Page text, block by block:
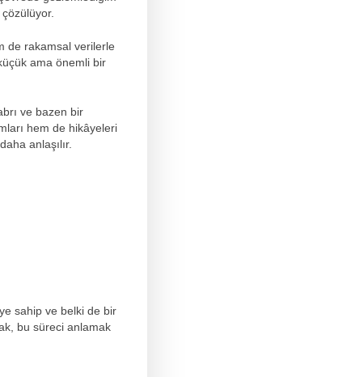
de rakamsal verilerle
ama önemli bir
ve bazen bir
hem de hikâyeleri
anlaşılır.
sahip ve belki de bir
bu süreci anlamak